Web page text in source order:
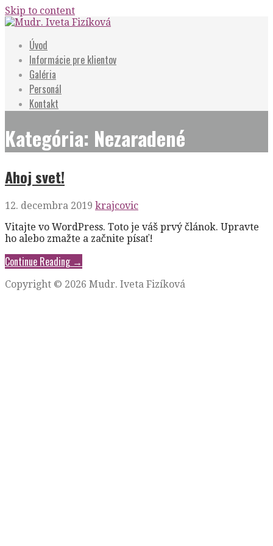
Skip to content
Mudr. Iveta Fizíková
Úvod
Informácie pre klientov
Galéria
Personál
Kontakt
Kategória: Nezaradené
Ahoj svet!
12. decembra 2019 krajcovic
Vitajte vo WordPress. Toto je váš prvý článok. Upravte
ho alebo zmažte a začnite písať!
Continue Reading →
Copyright © 2026 Mudr. Iveta Fizíková